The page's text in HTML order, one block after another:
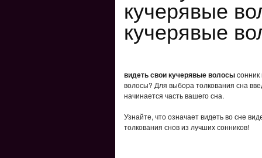
кучерявые
кучерявые
видеть свои кучерявые волосысонник
волосы? Для выбора толкования сна
начинается часть вашего сна.
Узнайте, что означает видеть во сне
толкования снов из лучших сонников!